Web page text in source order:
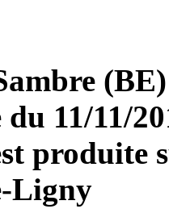
11/11/
produite
Ligny